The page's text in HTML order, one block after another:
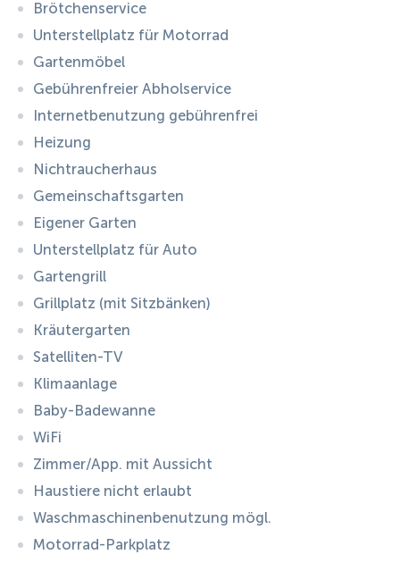
Brötchenservice
Unterstellplatz für Motorrad
Gartenmöbel
Gebührenfreier Abholservice
Internetbenutzung gebührenfrei
Heizung
Nichtraucherhaus
Gemeinschaftsgarten
Eigener Garten
Unterstellplatz für Auto
Gartengrill
Grillplatz (mit Sitzbänken)
Kräutergarten
Satelliten-TV
Klimaanlage
Baby-Badewanne
WiFi
Zimmer/App. mit Aussicht
Haustiere nicht erlaubt
Waschmaschinenbenutzung mögl.
Motorrad-Parkplatz